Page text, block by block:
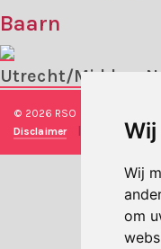
Wij
om
Baarn
Utrecht/Midden-
© 2026 RSO Nederland
Disclaimer
Privacy